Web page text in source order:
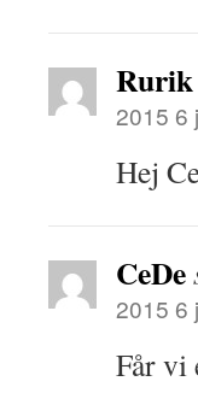
Rurik
2015 6
Hej
CeDe
2015 6
Får vi